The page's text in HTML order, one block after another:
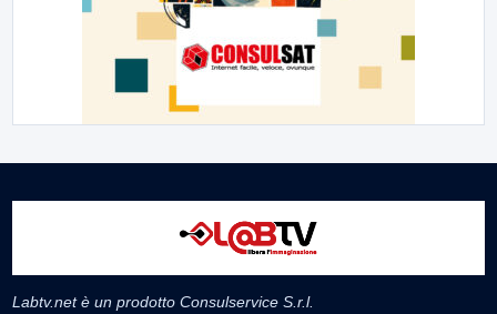
Labtv.net è un prodotto Consulservice S.r.l.